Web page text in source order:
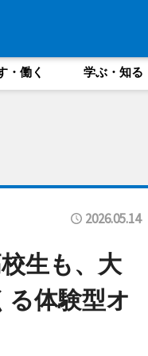
・働く 学ぶ・知る
2026.05.14
生も、大
体験型オ